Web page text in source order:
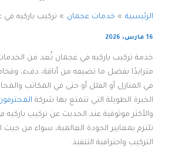
الرئيسية خدمات عجمان تركيب باركيه
16 مارس، 2026
خدمة تركيب باركيه في عجمان تُعد من
متزايدًا بفضل ما تضيفه من أناقة، دفء،
في المنازل أو الفلل أو حتى في المكاتب
الخبرة الطويلة التي تتمتع بها شركة
والأكثر موثوقية عند الحديث عن تركيب
تلتزم بمعايير الجودة العالمية، سواء من
التركيب واحترافية التنفيذ.